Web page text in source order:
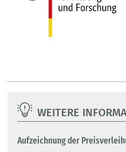
WEITERE
Aufzeichnung der